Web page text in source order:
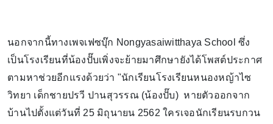
นอกจากนี้ทางเพจเฟซบุ๊ก Nongyasaiwitthaya School ซึ่ง
เป็นโรงเรียนที่น้องปั๊บเพิ่งจะย้ายมาศึกษายังได้โพสต์ประกาศ
ตามหาช่วยอีกแรงด้วยว่า "นักเรียนโรงเรียนหนองหญ้าไซ
วิทยา เด็กชายปรวี ปานสุวรรณ (น้องปั๊บ) หายตัวออกจาก
บ้านไปตั้งแต่วันที่ 25 มิถุนายน 2562 ใครเจอนักเรียนรบกวน